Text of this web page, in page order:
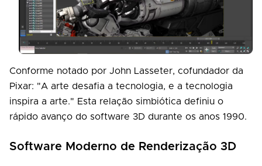
Conforme notado por John Lasseter, cofundador da
Pixar: "A arte desafia a tecnologia, e a tecnologia
inspira a arte." Esta relação simbiótica definiu o
rápido avanço do software 3D durante os anos 1990.
Software Moderno de Renderização 3D